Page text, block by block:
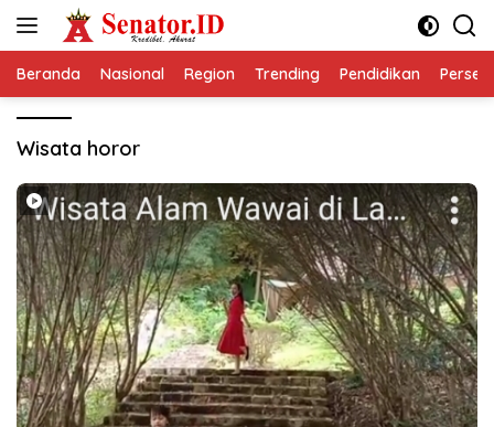
Beranda Nasional Region Trending Pendidikan
Wisata horor